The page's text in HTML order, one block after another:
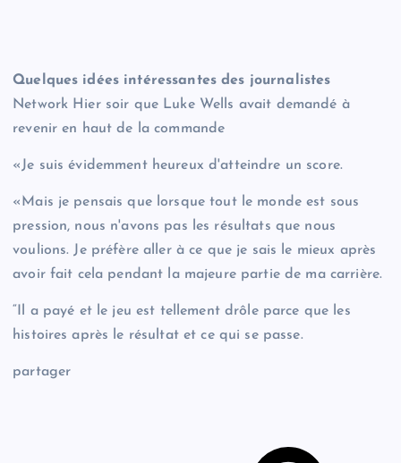
Quelques idées intéressantes des journalistes
Network Hier soir que Luke Wells avait demandé à
revenir en haut de la commande
«Je suis évidemment heureux d'atteindre un score.
«Mais je pensais que lorsque tout le monde est sous
pression, nous n'avons pas les résultats que nous
voulions. Je préfère aller à ce que je sais le mieux après
avoir fait cela pendant la majeure partie de ma carrière.
“Il a payé et le jeu est tellement drôle parce que les
histoires après le résultat et ce qui se passe.
partager